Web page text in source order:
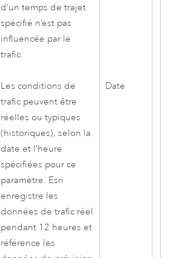
d’un temps de trajet
spécifié n’est pas
influencée par le
trafic.
Les conditions de
trafic peuvent être
réelles ou typiques
(historiques), selon la
date et l’heure
spécifiées pour ce
paramètre. Esri
enregistre les
données de trafic réel
pendant 12 heures et
référence les
Date